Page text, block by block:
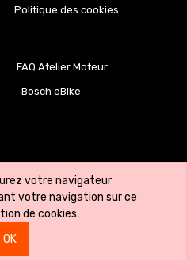
votre navigateur
votre navigation sur ce
de cookies.
OK
Politique des cookies
FAQ Atelier Moteur
Bosch eBike